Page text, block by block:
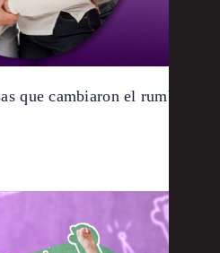
que cambiaron el rumbo